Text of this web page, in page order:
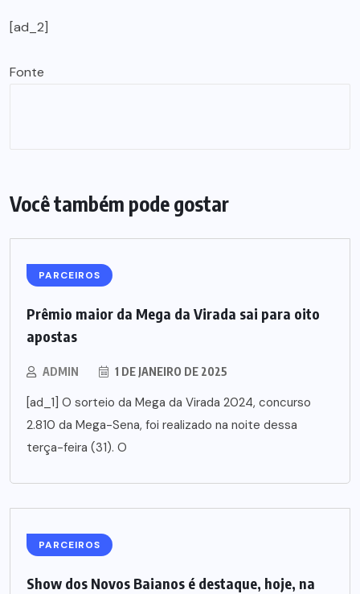
[ad_2]
Fonte
Você também pode gostar
PARCEIROS
Prêmio maior da Mega da Virada sai para oito
apostas
ADMIN 1 DE JANEIRO DE 2025
[ad_1] O sorteio da Mega da Virada 2024, concurso
2.810 da Mega-Sena, foi realizado na noite dessa
terça-feira (31). O
PARCEIROS
Show dos Novos Baianos é destaque, hoje, na